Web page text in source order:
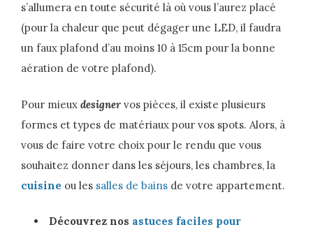
s’allumera en toute sécurité là où vous l’aurez placé
(pour la chaleur que peut dégager une LED, il faudra
un faux plafond d’au moins 10 à 15cm pour la bonne
aération de votre plafond).
Pour mieux designer vos pièces, il existe plusieurs
formes et types de matériaux pour vos spots. Alors, à
vous de faire votre choix pour le rendu que vous
souhaitez donner dans les séjours, les chambres, la
cuisine ou les salles de bains de votre appartement.
Découvrez nos astuces faciles pour